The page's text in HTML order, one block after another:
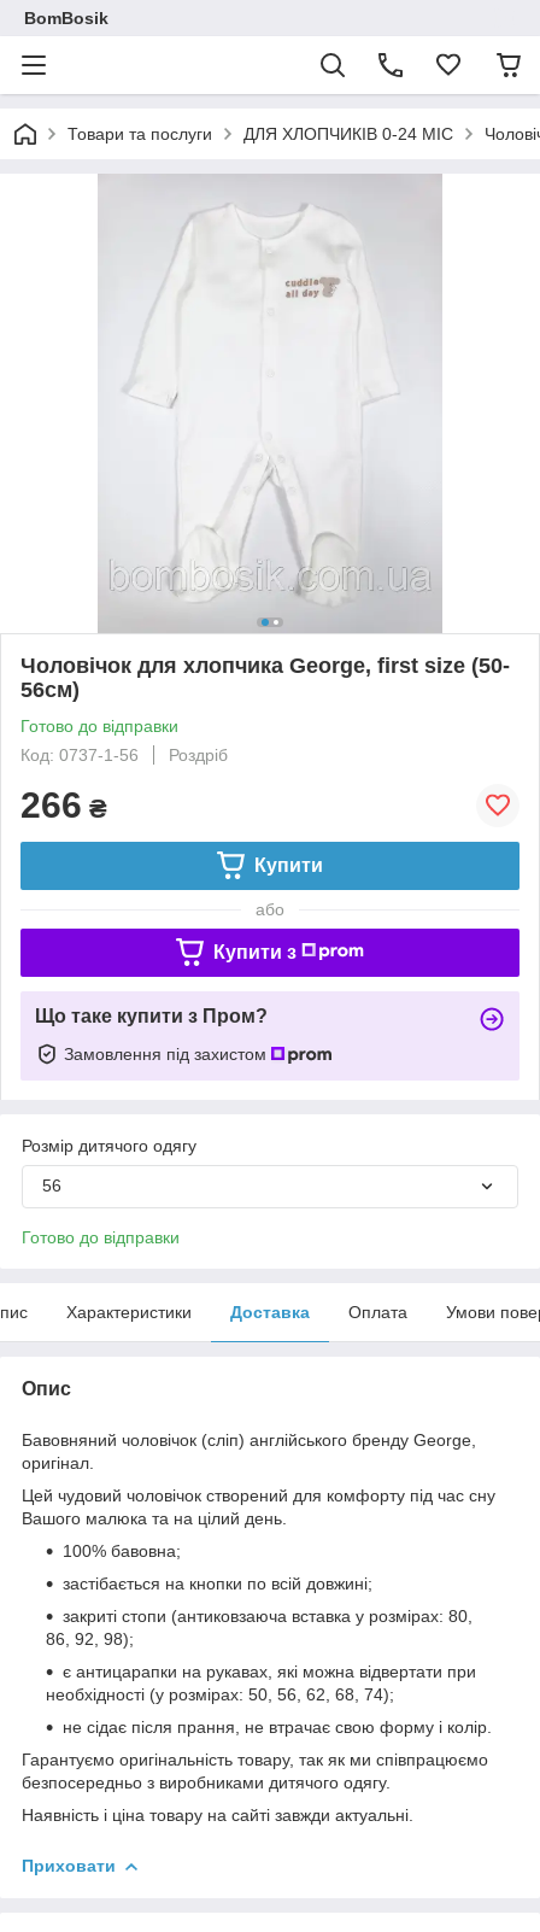
BomBosik
Товари та послуги ДЛЯ ХЛОПЧИКІВ 0-24 МІС
Чоловічок для хлопчика George, first size (50-
56см)
Готово до відправки
Код: 0737-1-56
Роздріб
266 ₴
Купити
або
Купити з
Що таке купити з Пром?
Замовлення під захистом
Розмір дитячого одягу
56
Готово до відправки
Характеристики Доставка Оплата Умови
Опис
Бавовняний чоловічок (сліп) англійського бренду George
оригінал.
Цей чудовий чоловічок створений для комфорту під час сну
Вашого малюка та на цілий день.
100% бавовна;
застібається на кнопки по всій довжині;
закриті стопи (антиковзаюча вставка у розмірах: 80,
86, 92, 98);
є антицарапки на рукавах, які можна відвертати при
необхідності (у розмірах: 50, 56, 62, 68, 74);
не сідає після прання, не втрачає свою форму і колір.
Гарантуємо оригінальність товару, так як ми співпрацюємо
безпосередньо з виробниками дитячого одягу.
Наявність і ціна товару на сайті завжди актуальні.
Приховати